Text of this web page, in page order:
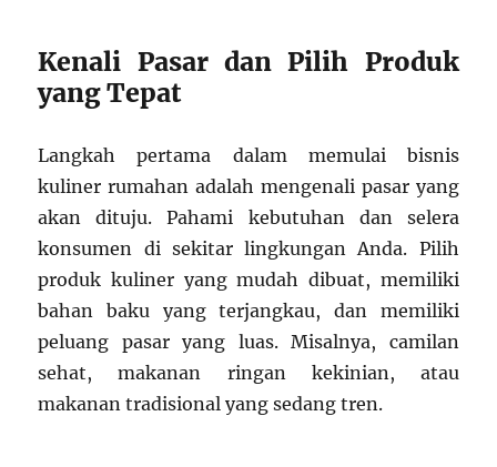
Kenali Pasar dan Pilih Produk
yang Tepat
Langkah pertama dalam memulai bisnis
kuliner rumahan adalah mengenali pasar yang
akan dituju. Pahami kebutuhan dan selera
konsumen di sekitar lingkungan Anda. Pilih
produk kuliner yang mudah dibuat, memiliki
bahan baku yang terjangkau, dan memiliki
peluang pasar yang luas. Misalnya, camilan
sehat, makanan ringan kekinian, atau
makanan tradisional yang sedang tren.